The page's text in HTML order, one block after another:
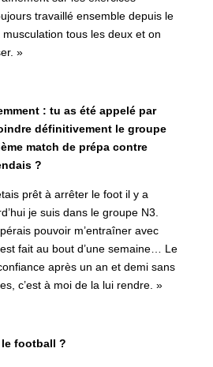
travaillé ensemble depuis le
tous les deux et on
»
: tu as été appelé par
définitivement le groupe
match de prépa contre
?
prêt à arrêter le foot il y a
je suis dans le groupe N3.
pouvoir m’entraîner avec
fait au bout d’une semaine… Le
après un an et demi sans
c’est à moi de la lui rendre. »
le football ?